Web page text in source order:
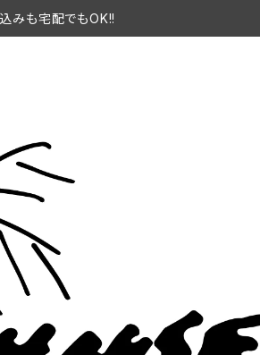
みも宅配でもOK!!